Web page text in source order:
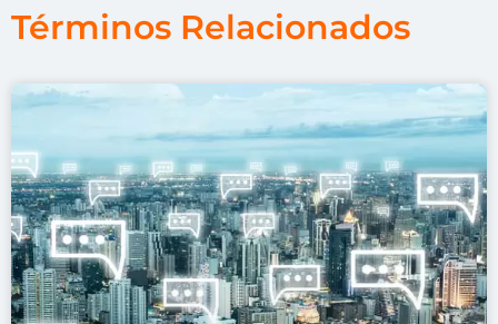
Términos Relacionados